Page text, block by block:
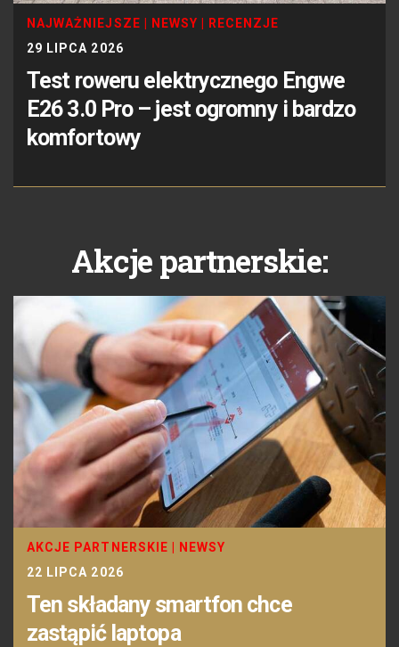
NAJWAŻNIEJSZE NEWSY
RECENZJE
29 LIPCA 2026
Test roweru elektrycznego Engwe
E26 3.0 Pro – jest ogromny i bardzo
komfortowy
Akcje partnerskie:
AKCJE PARTNERSKIE
NEWSY
22 LIPCA 2026
Ten składany smartfon chce
zastąpić laptopa